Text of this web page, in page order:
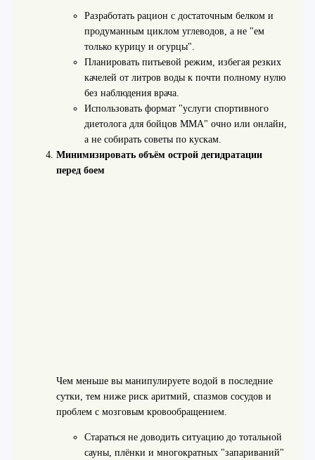
Разработать рацион с достаточным белком и
продуманным циклом углеводов, а не "ем
только курицу и огурцы".
Планировать питьевой режим, избегая резких
качелей от литров воды к почти полному нулю
без наблюдения врача.
Использовать формат "услуги спортивного
диетолога для бойцов ММА" очно или онлайн,
а не собирать советы по кускам.
Минимизировать объём острой дегидратации
перед боем
Чем меньше вы манипулируете водой в последние
сутки, тем ниже риск аритмий, спазмов сосудов и
проблем с мозговым кровообращением.
Стараться не доводить ситуацию до тотальной
сауны, плёнки и многократных "запариваний"